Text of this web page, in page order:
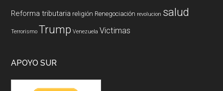
Reforma tributaria religión Renegociación revolucion salud
Terrorismo Trump Venezuela Victimas
APOYO SUR